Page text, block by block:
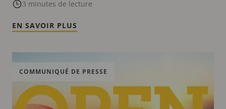
3 minutes de lecture
EN SAVOIR PLUS
COMMUNIQUÉ DE PRESSE